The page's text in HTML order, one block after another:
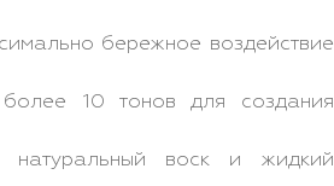
бережное воздействие
10 тонов для создания
воск и жидкий